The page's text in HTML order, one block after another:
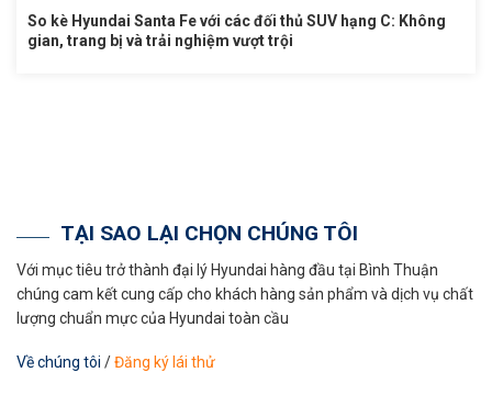
So kè Hyundai Santa Fe với các đối thủ SUV hạng C: Không
gian, trang bị và trải nghiệm vượt trội
TẠI SAO LẠI CHỌN CHÚNG TÔI
Với mục tiêu trở thành đại lý Hyundai hàng đầu tại Bình Thuận
chúng cam kết cung cấp cho khách hàng sản phẩm và dịch vụ chất
lượng chuẩn mực của Hyundai toàn cầu
Về chúng tôi /Đăng ký lái thử